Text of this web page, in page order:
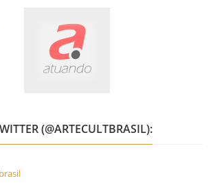
(@ARTECULTBRASIL):